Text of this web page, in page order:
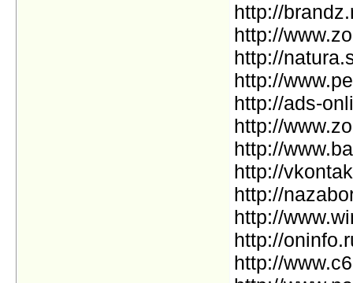
http://
http://
http://
http://
http://ads-
http://
http://
http://
http://
http://
http://
http://